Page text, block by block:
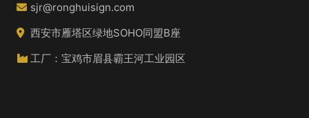
sjr@ronghuisign.com
西安市雁塔区绿地SOHO同盟B座
工厂：宝鸡市眉县霸王河工业园区